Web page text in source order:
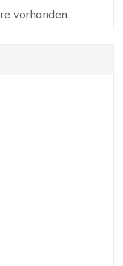
vorhanden.